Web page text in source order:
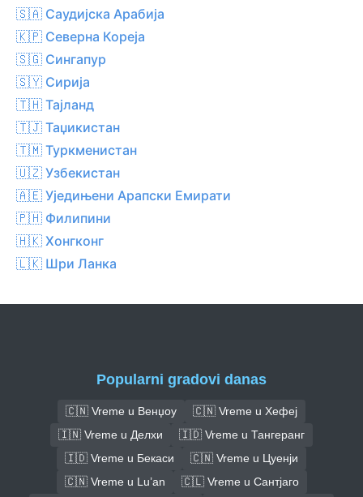
🇸🇦 Саудијска Арабија
🇰🇵 Северна Кореја
🇸🇬 Сингапур
🇸🇾 Сирија
🇹🇭 Тајланд
🇹🇯 Таџикистан
🇹🇲 Туркменистан
🇺🇿 Узбекистан
🇦🇪 Уједињени Арапски Емирати
🇵🇭 Филипини
🇭🇰 Хонгконг
🇱🇰 Шри Ланка
Popularni gradovi danas
🇨🇳 Vreme u Венџоу
🇨🇳 Vreme u Хефеј
🇮🇳 Vreme u Делхи
🇮🇩 Vreme u Тангеранг
🇮🇩 Vreme u Бекаси
🇨🇳 Vreme u Цуенји
🇨🇳 Vreme u Lu’an
🇨🇱 Vreme u Сантјаго